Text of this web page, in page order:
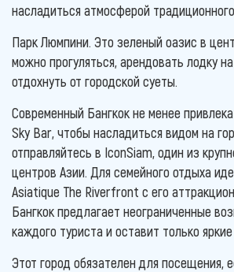
насладиться атмосферой
Парк Люмпини. Это зеленый оазис в
можно прогуляться, арендовать лодку
отдохнуть от городской суеты.
Современный Бангкок не менее
Sky Bar, чтобы насладиться видом на
отправляйтесь в IconSiam, один из
центров Азии. Для семейного отдыха
Asiatique The Riverfront с его
Бангкок предлагает неограниченные
каждого туриста и оставит только
Этот город обязателен для посещения,